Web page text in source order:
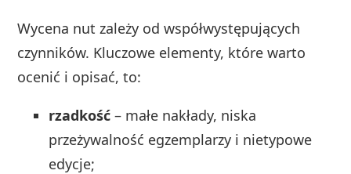
Wycena nut zależy od współwystępujących
czynników. Kluczowe elementy, które warto
ocenić i opisać, to:
rzadkość – małe nakłady, niska
przeżywalność egzemplarzy i nietypowe
edycje;